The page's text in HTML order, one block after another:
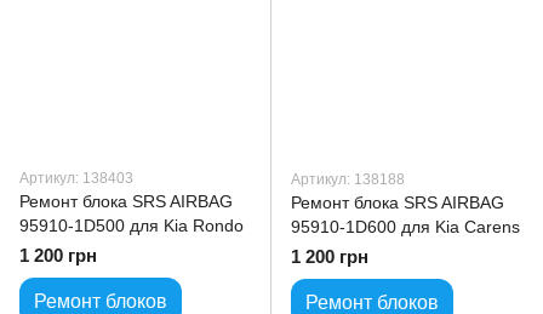
Артикул: 138403
Ремонт блока SRS AIRBAG
95910-1D500 для Kia Rondo
1 200 грн
Ремонт блоков
Артикул: 138188
Ремонт блока SRS AIRBAG
95910-1D600 для Kia Carens
1 200 грн
Ремонт блоков